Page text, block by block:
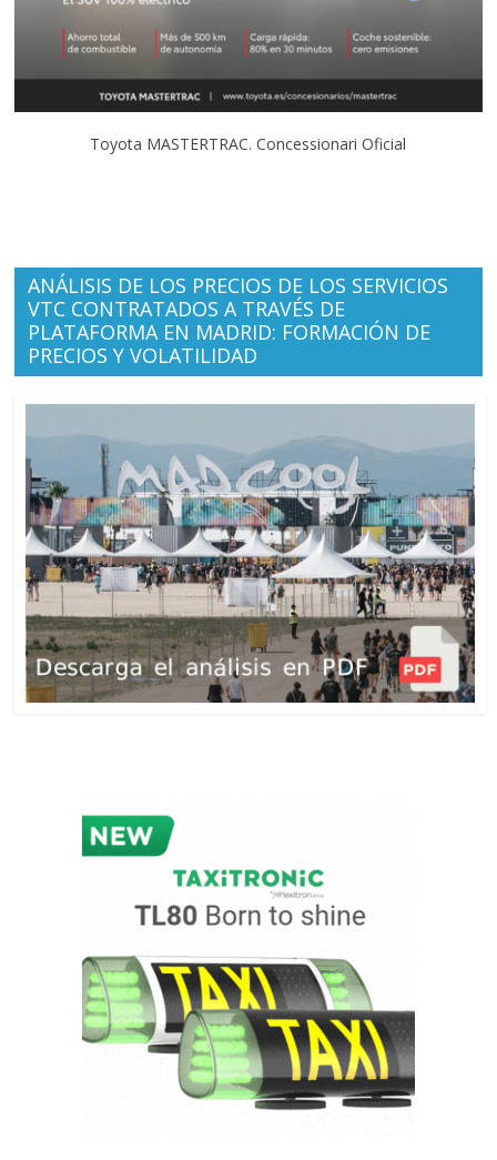
Toyota MASTERTRAC. Concessionari Oficial
ANÁLISIS DE LOS PRECIOS DE LOS SERVICIOS
VTC CONTRATADOS A TRAVÉS DE
PLATAFORMA EN MADRID: FORMACIÓN DE
PRECIOS Y VOLATILIDAD